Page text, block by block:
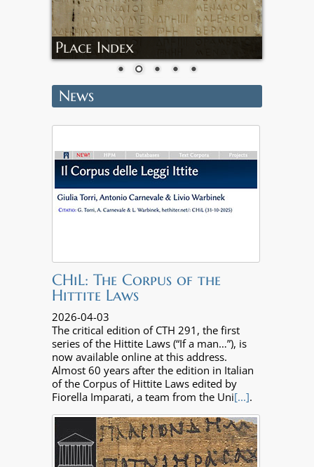
Place Index
News
CHiL: The Corpus of the
Hittite Laws
2026-04-03
The critical edition of CTH 291, the first
series of the Hittite Laws (“If a man…”), is
now available online at this address.
Almost 60 years after the edition in Italian
of the Corpus of Hittite Laws edited by
Fiorella Imparati, a team from the Uni[...].